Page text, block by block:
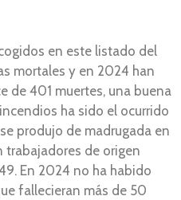
en este listado del
mortales y en 2024 han
de 401 muertes, una buena
ha sido el ocurrido
produjo de madrugada en
trabajadores de origen
En 2024 no ha habido
fallecieran más de 50